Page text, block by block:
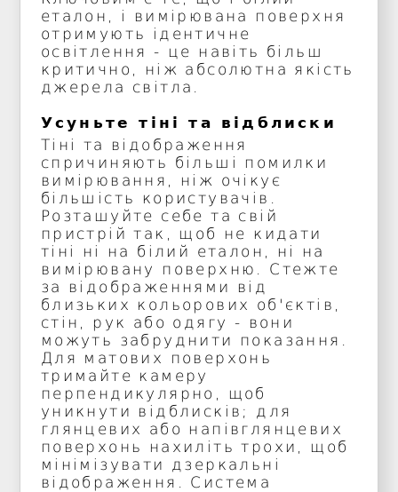
еталон, і вимірювана поверхня
отримують ідентичне
освітлення - це навіть більш
критично, ніж абсолютна якість
джерела світла.
Усуньте тіні та відблиски
Тіні та відображення
спричиняють більші помилки
вимірювання, ніж очікує
більшість користувачів.
Розташуйте себе та свій
пристрій так, щоб не кидати
тіні ні на білий еталон, ні на
вимірювану поверхню. Стежте
за відображеннями від
близьких кольорових об'єктів,
стін, рук або одягу - вони
можуть забруднити показання.
Для матових поверхонь
тримайте камеру
перпендикулярно, щоб
уникнути відблисків; для
глянцевих або напівглянцевих
поверхонь нахиліть трохи, щоб
мінімізувати дзеркальні
відображення. Система